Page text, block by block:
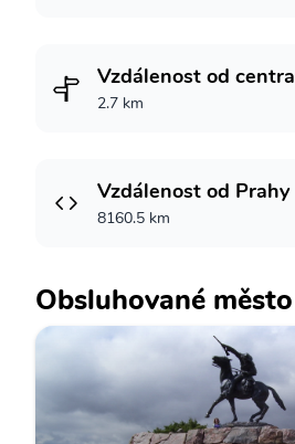
Vzdálenost od centra
2.7 km
Vzdálenost od Prahy
8160.5 km
Obsluhované město